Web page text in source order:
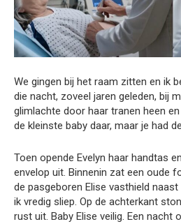
We gingen bij het raam zitten en ik
die nacht, zoveel jaren geleden, bij
glimlachte door haar tranen heen
de kleinste baby daar, maar je had
Toen opende Evelyn haar handtas
envelop uit. Binnenin zat een oude
de pasgeboren Elise vasthield
ik vredig sliep. Op de achterkant
rust uit. Baby Elise veilig. Een nacht